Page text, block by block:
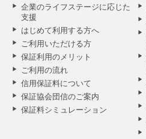
企業のライフステージに応じた
支援
はじめて利用する方へ
ご利用いただける方
保証利用のメリット
ご利用の流れ
信用保証料について
保証協会団信のご案内
保証料シミュレーション